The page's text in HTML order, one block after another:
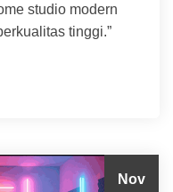
studio modern
tinggi.”
Nov